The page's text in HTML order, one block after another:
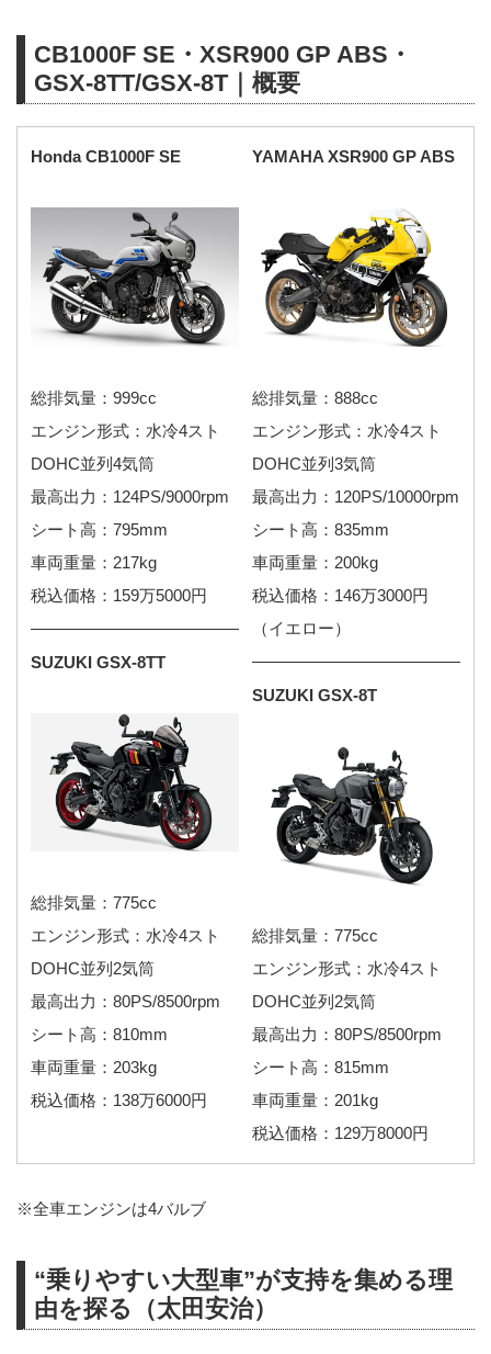
CB1000F SE・XSR900 GP ABS・
GSX-8TT/GSX-8T｜概要
Honda CB1000F SE
総排気量：999cc
エンジン形式：水冷4スト
DOHC並列4気筒
最高出力：124PS/9000rpm
シート高：795mm
車両重量：217kg
税込価格：159万5000円
SUZUKI GSX-8TT
総排気量：775cc
エンジン形式：水冷4スト
DOHC並列2気筒
最高出力：80PS/8500rpm
シート高：810mm
車両重量：203kg
税込価格：138万6000円
YAMAHA XSR900 GP ABS
総排気量：888cc
エンジン形式：水冷4スト
DOHC並列3気筒
最高出力：120PS/10000rpm
シート高：835mm
車両重量：200kg
税込価格：146万3000円
（イエロー）
SUZUKI GSX-8T
総排気量：775cc
エンジン形式：水冷4スト
DOHC並列2気筒
最高出力：80PS/8500rpm
シート高：815mm
車両重量：201kg
税込価格：129万8000円
※全車エンジンは4バルブ
“乗りやすい大型車”が支持を集める理
由を探る（太田安治）